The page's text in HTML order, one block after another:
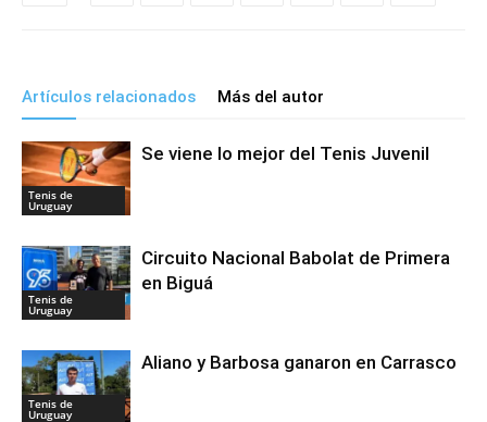
Artículos relacionados Más del autor
Tenis de
Uruguay
Se viene lo mejor del Tenis Juvenil
Tenis de
Uruguay
Circuito Nacional Babolat de Primera
en Biguá
Tenis de
Uruguay
Aliano y Barbosa ganaron en Carrasco